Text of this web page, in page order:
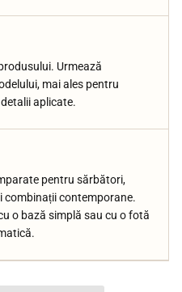
Urmează
mai ales pentru
aplicate.
pentru sărbători,
combinații contemporane.
o bază simplă sau cu o fotă